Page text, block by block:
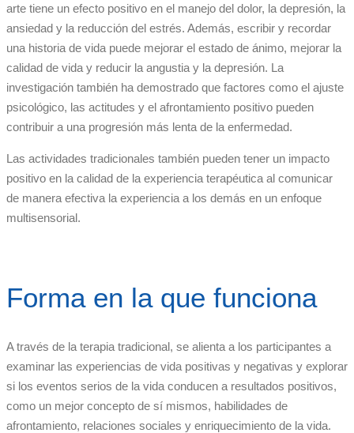
arte tiene un efecto positivo en el manejo del dolor, la depresión, la
ansiedad y la reducción del estrés. Además, escribir y recordar
una historia de vida puede mejorar el estado de ánimo, mejorar la
calidad de vida y reducir la angustia y la depresión. La
investigación también ha demostrado que factores como el ajuste
psicológico, las actitudes y el afrontamiento positivo pueden
contribuir a una progresión más lenta de la enfermedad.
Las actividades tradicionales también pueden tener un impacto
positivo en la calidad de la experiencia terapéutica al comunicar
de manera efectiva la experiencia a los demás en un enfoque
multisensorial.
Forma en la que funciona
A través de la terapia tradicional, se alienta a los participantes a
examinar las experiencias de vida positivas y negativas y explorar
si los eventos serios de la vida conducen a resultados positivos,
como un mejor concepto de sí mismos, habilidades de
afrontamiento, relaciones sociales y enriquecimiento de la vida.